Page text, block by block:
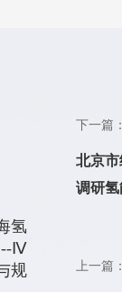
氢
--Ⅳ
规
下一篇：
北京
调研
上一篇：